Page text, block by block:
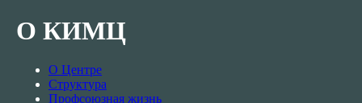
О КИМЦ
О Центре
Структура
Профсоюзная жизнь